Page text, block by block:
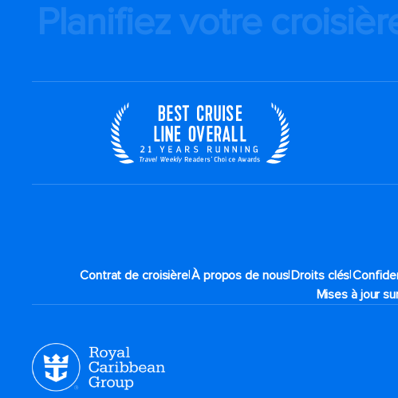
Planifiez votre
Contrat de croisière|À propos de nous|Droits clés|
Mises à jour